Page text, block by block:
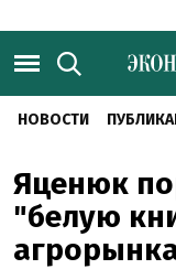
НОВОСТИ
Яценюк
"белую